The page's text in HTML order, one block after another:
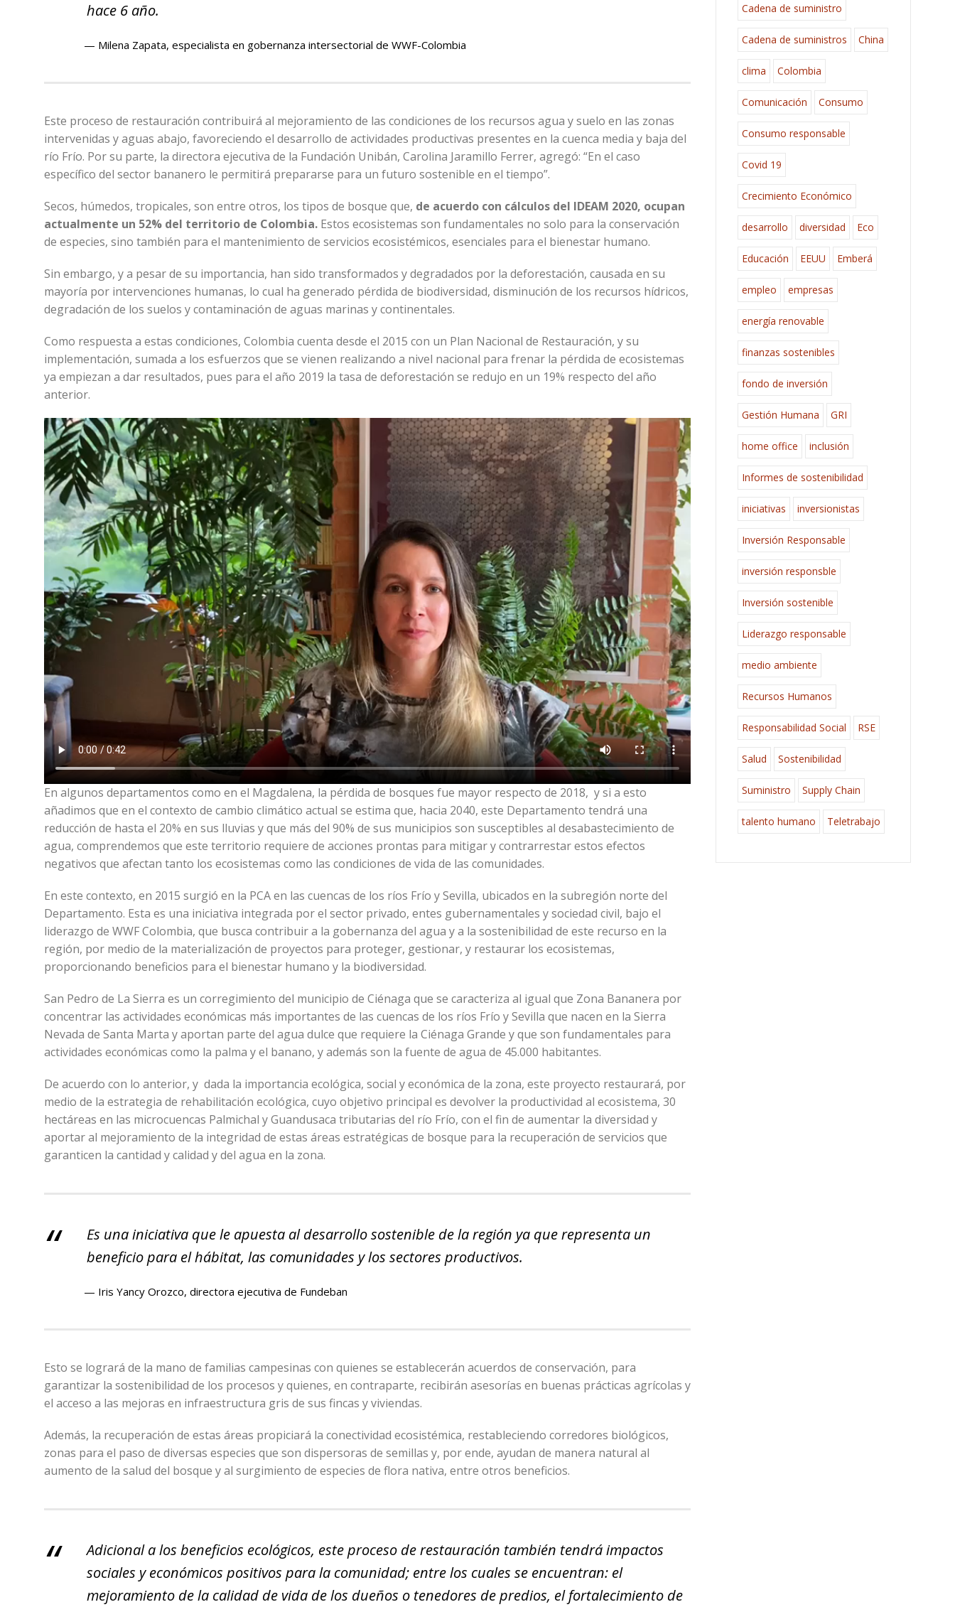
hace 6 año.
Milena Zapata, especialista en gobernanza intersectorial de WWF-Colombia
Este proceso de restauración contribuirá al mejoramiento de las condiciones de los recursos agua y suelo en las zonas
intervenidas y aguas abajo, favoreciendo el desarrollo de actividades productivas presentes en la cuenca media y baja del
río Frío. Por su parte, la directora ejecutiva de la Fundación Unibán, Carolina Jaramillo Ferrer, agregó: “En el caso
específico del sector bananero le permitirá prepararse para un futuro sostenible en el tiempo”.
Secos, húmedos, tropicales, son entre otros, los tipos de bosque que, de acuerdo con cálculos del IDEAM 2020, ocupan
actualmente un 52% del territorio de Colombia. Estos ecosistemas son fundamentales no solo para la conservación
de especies, sino también para el mantenimiento de servicios ecosistémicos, esenciales para el bienestar humano.
Sin embargo, y a pesar de su importancia, han sido transformados y degradados por la deforestación, causada en su
mayoría por intervenciones humanas, lo cual ha generado pérdida de biodiversidad, disminución de los recursos hídricos,
degradación de los suelos y contaminación de aguas marinas y continentales.
Como respuesta a estas condiciones, Colombia cuenta desde el 2015 con un Plan Nacional de Restauración, y su
implementación, sumada a los esfuerzos que se vienen realizando a nivel nacional para frenar la pérdida de ecosistemas
ya empiezan a dar resultados, pues para el año 2019 la tasa de deforestación se redujo en un 19% respecto del año
anterior.
En algunos departamentos como en el Magdalena, la pérdida de bosques fue mayor respecto de 2018, y si a esto
añadimos que en el contexto de cambio climático actual se estima que, hacia 2040, este Departamento tendrá una
reducción de hasta el 20% en sus lluvias y que más del 90% de sus municipios son susceptibles al desabastecimiento de
agua, comprendemos que este territorio requiere de acciones prontas para mitigar y contrarrestar estos efectos
negativos que afectan tanto los ecosistemas como las condiciones de vida de las comunidades.
En este contexto, en 2015 surgió en la PCA en las cuencas de los ríos Frío y Sevilla, ubicados en la subregión norte del
Departamento. Esta es una iniciativa integrada por el sector privado, entes gubernamentales y sociedad civil, bajo el
liderazgo de WWF Colombia, que busca contribuir a la gobernanza del agua y a la sostenibilidad de este recurso en la
región, por medio de la materialización de proyectos para proteger, gestionar, y restaurar los ecosistemas,
proporcionando beneficios para el bienestar humano y la biodiversidad.
San Pedro de La Sierra es un corregimiento del municipio de Ciénaga que se caracteriza al igual que Zona Bananera por
concentrar las actividades económicas más importantes de las cuencas de los ríos Frío y Sevilla que nacen en la Sierra
Nevada de Santa Marta y aportan parte del agua dulce que requiere la Ciénaga Grande y que son fundamentales para
actividades económicas como la palma y el banano, y además son la fuente de agua de 45.000 habitantes.
De acuerdo con lo anterior, y dada la importancia ecológica, social y económica de la zona, este proyecto restaurará, por
medio de la estrategia de rehabilitación ecológica, cuyo objetivo principal es devolver la productividad al ecosistema, 30
hectáreas en las microcuencas Palmichal y Guandusaca tributarias del río Frío, con el fin de aumentar la diversidad y
aportar al mejoramiento de la integridad de estas áreas estratégicas de bosque para la recuperación de servicios que
garanticen la cantidad y calidad y del agua en la zona.
Es una iniciativa que le apuesta al desarrollo sostenible de la región ya que representa un
beneficio para el hábitat, las comunidades y los sectores productivos.
Iris Yancy Orozco, directora ejecutiva de Fundeban
Esto se logrará de la mano de familias campesinas con quienes se establecerán acuerdos de conservación, para
garantizar la sostenibilidad de los procesos y quienes, en contraparte, recibirán asesorías en buenas prácticas agrícolas y
el acceso a las mejoras en infraestructura gris de sus fincas y viviendas.
Además, la recuperación de estas áreas propiciará la conectividad ecosistémica, restableciendo corredores biológicos,
zonas para el paso de diversas especies que son dispersoras de semillas y, por ende, ayudan de manera natural al
aumento de la salud del bosque y al surgimiento de especies de flora nativa, entre otros beneficios.
Adicional a los beneficios ecológicos, este proceso de restauración también tendrá impactos
sociales y económicos positivos para la comunidad; entre los cuales se encuentran: el
mejoramiento de la calidad de vida de los dueños o tenedores de predios, el fortalecimiento de
Cadena de suministro
Cadena de suministros China
clima Colombia
Comunicación Consumo
Consumo responsable
Covid 19
Crecimiento Económico
desarrollo diversidad Eco
Educación EEUU Emberá
empleo empresas
energía renovable
finanzas sostenibles
fondo de inversión
Gestión Humana GRI
home office inclusión
Informes de sostenibilidad
iniciativas inversionistas
Inversión Responsable
inversión responsble
Inversión sostenible
Liderazgo responsable
medio ambiente
Recursos Humanos
Responsabilidad Social RSE
Salud Sostenibilidad
Suministro Supply Chain
talento humano Teletrabajo